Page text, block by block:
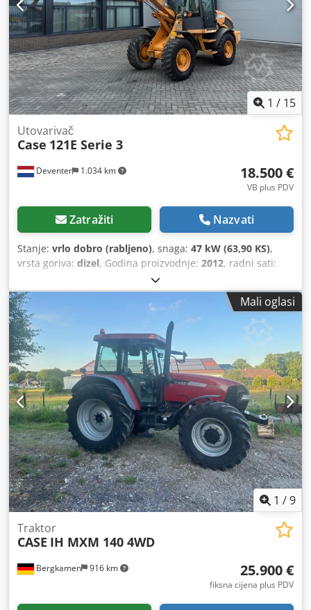
1 / 15
Deventer 1.034 km
Utovarivač
Case 121E Serie 3
18.500 €
VB plus PDV
Zatražiti Nazvati
Stanje: vrlo dobro (rabljeno), snaga: 47 kW (63,90 KS),
vrsta goriva: dizel, Godina proizvodnje: 2012, radni sati:
Mali oglasi
1 /9
Bergkamen 916 km
Traktor
CASE IH MXM 140 4WD
25.900 €
fiksna cijena plus PDV